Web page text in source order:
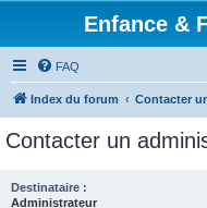
Enfance &
FAQ
Index du forum Contacter
Contacter un
Destinataire :
Administrateur